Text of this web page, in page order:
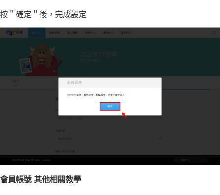
按＂確定＂後，完成設定
會員帳號 其他相關教學